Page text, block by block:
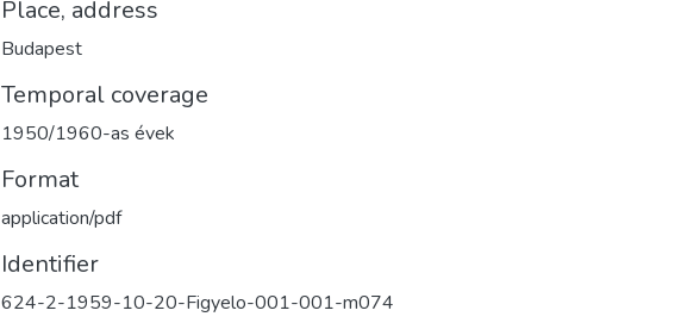
Place, address
Budapest
Temporal coverage
1950/1960-as évek
Format
application/pdf
Identifier
624-2-1959-10-20-Figyelo-001-001-m074